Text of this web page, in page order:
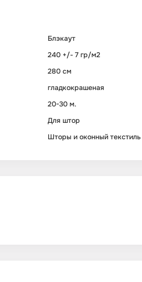
Блэкаут
240 +/- 7 гр/м2
280 см
гладкокрашеная
20-30 м.
Для штор
Шторы и оконный текстиль